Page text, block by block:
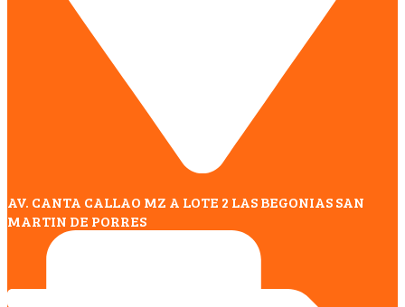
AV. CANTA CALLAO MZ A LOTE 2 LAS BEGONIAS SAN
MARTIN DE PORRES